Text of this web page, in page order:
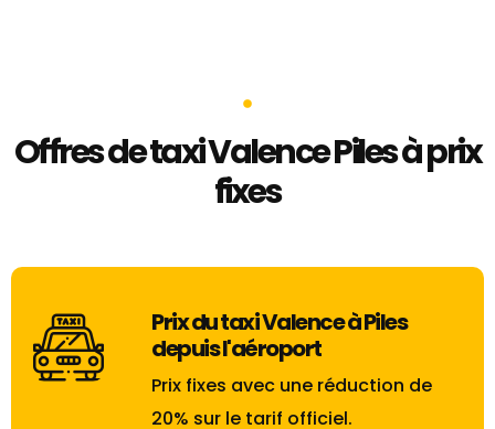
Offres de taxi Valence Piles à prix
fixes
Prix du taxi Valence à Piles
depuis l'aéroport
Prix ​​fixes avec une réduction de
20% sur le tarif officiel.